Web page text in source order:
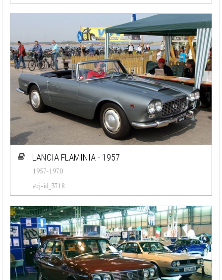
LANCIA FLAMINIA - 1957
1957-1970
#cj-id_3718